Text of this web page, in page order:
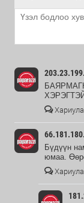
Бүдүүн
юмаа.